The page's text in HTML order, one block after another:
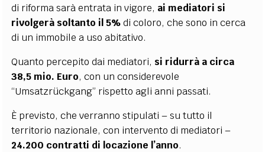
di riforma sarà entrata in vigore, ai mediatori si
rivolgerà soltanto il 5%di coloro, che sono in cerca
di un immobile a uso abitativo.
Quanto percepito dai mediatori, si ridurrà a circa
38,5 mio. Euro, con un considerevole
“Umsatzrückgang” rispetto agli anni passati.
È previsto, che verranno stipulati – su tutto il
territorio nazionale, con intervento di mediatori –
24.200 contratti di locazione l’anno.